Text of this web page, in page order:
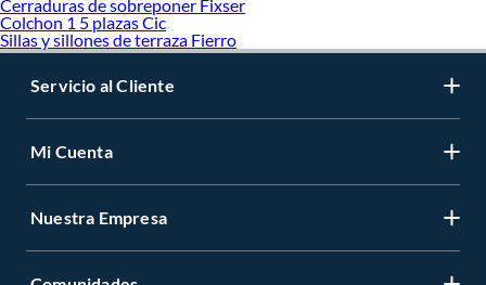
Cerraduras de sobreponer Fixser
Colchon 1 5 plazas Cic
Sillas y sillones de terraza Fierro
Servicio al Cliente
Mi Cuenta
Nuestra Empresa